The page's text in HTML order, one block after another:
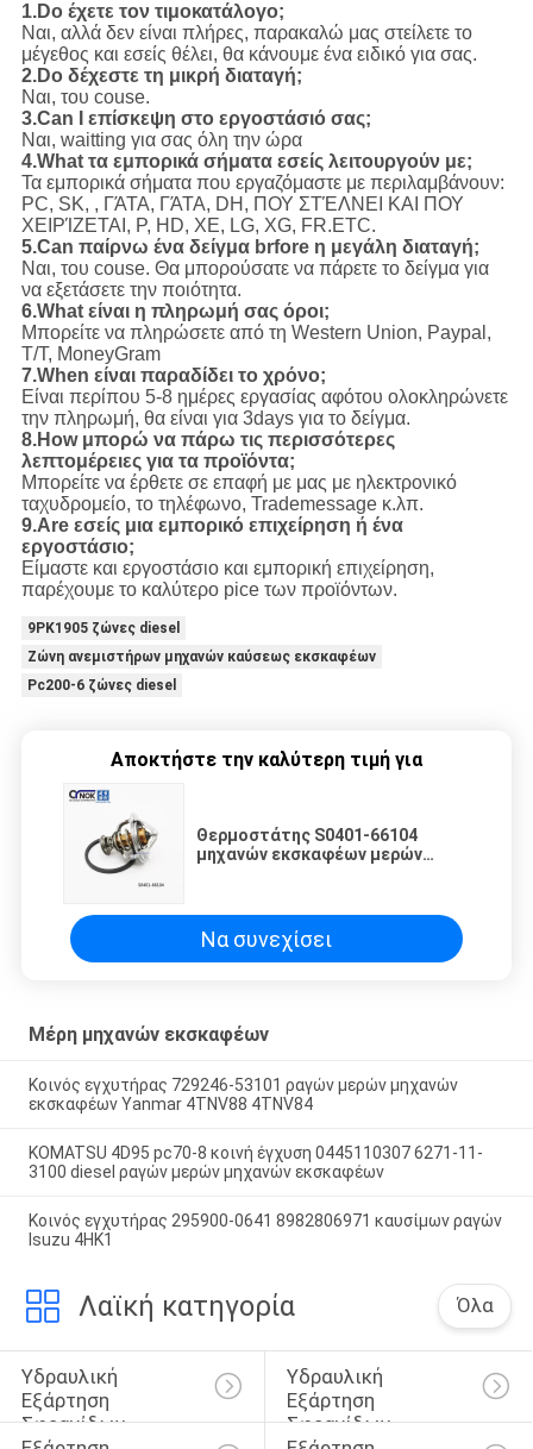
1.Do έχετε τον τιμοκατάλογο;
Ναι, αλλά δεν είναι πλήρες, παρακαλώ μας στείλετε το
μέγεθος και εσείς θέλει, θα κάνουμε ένα ειδικό για σας.
2.Do δέχεστε τη μικρή διαταγή;
Ναι, του couse.
3.Can Ι επίσκεψη στο εργοστάσιό σας;
Ναι, waitting για σας όλη την ώρα
4.What τα εμπορικά σήματα εσείς λειτουργούν με;
Τα εμπορικά σήματα που εργαζόμαστε με περιλαμβάνουν:
PC, SK, , ΓΆΤΑ, ΓΆΤΑ, DH, ΠΟΥ ΣΤΈΛΝΕΙ ΚΑΙ ΠΟΥ
ΧΕΙΡΊΖΕΤΑΙ, Ρ, HD, XE, LG, XG, FR.ETC.
5.Can παίρνω ένα δείγμα brfore η μεγάλη διαταγή;
Ναι, του couse. Θα μπορούσατε να πάρετε το δείγμα για
να εξετάσετε την ποιότητα.
6.What είναι η πληρωμή σας όροι;
Μπορείτε να πληρώσετε από τη Western Union, Paypal,
T/T, MoneyGram
7.When είναι παραδίδει το χρόνο;
Είναι περίπου 5-8 ημέρες εργασίας αφότου ολοκληρώνετε
την πληρωμή, θα είναι για 3days για το δείγμα.
8.How μπορώ να πάρω τις περισσότερες
λεπτομέρειες για τα προϊόντα;
Μπορείτε να έρθετε σε επαφή με μας με ηλεκτρονικό
ταχυδρομείο, το τηλέφωνο, Trademessage κ.λπ.
9.Are εσείς μια εμπορικό επιχείρηση ή ένα
εργοστάσιο;
Είμαστε και εργοστάσιο και εμπορική επιχείρηση,
παρέχουμε το καλύτερο pice των προϊόντων.
9PK1905 ζώνες diesel
Ζώνη ανεμιστήρων μηχανών καύσεως εκσκαφέων
Pc200-6 ζώνες diesel
Αποκτήστε την καλύτερη τιμή για
Θερμοστάτης S0401-66104
μηχανών εκσκαφέων μερών
Να συνεχίσει
Μέρη μηχανών εκσκαφέων
Κοινός εγχυτήρας 729246-53101 ραγών μερών μηχανών
εκσκαφέων Yanmar 4TNV88 4TNV84
KOMATSU 4D95 pc70-8 κοινή έγχυση 0445110307 6271-11-
3100 diesel ραγών μερών μηχανών εκσκαφέων
Κοινός εγχυτήρας 295900-0641 8982806971 καυσίμων ραγών
Isuzu 4HK1
Λαϊκή κατηγορία Όλα
Υδραυλική
Εξάρτηση
Σφραγίδων
Υδραυλική
Εξάρτηση
Σφραγίδων